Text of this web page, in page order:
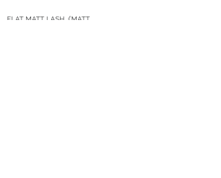
FLAT MATT LASH《MATT